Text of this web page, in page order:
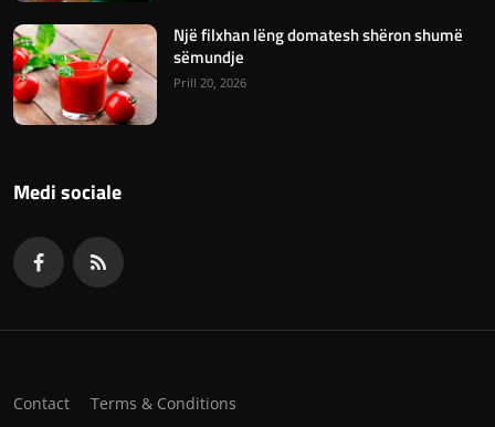
Një filxhan lëng domatesh shëron shumë
sëmundje
Prill 20, 2026
Medi sociale
Contact Terms & Conditions